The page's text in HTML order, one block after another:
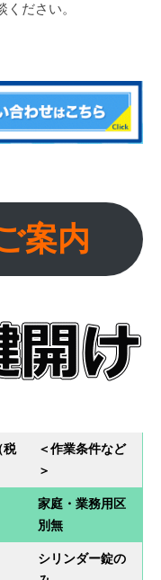
ださい。
案内
税
＜作業条件など
＞
家庭・業務用区
別無
シリンダー錠の